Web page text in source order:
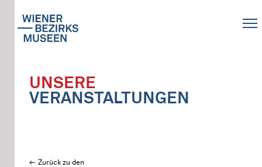
UNSERE
VERANSTALTUNGEN
Zurück zu den